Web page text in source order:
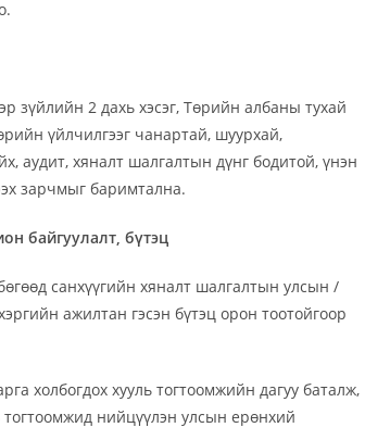
зүйлийн 2 дахь хэсэг, Төрийн албаны тухай
үйлчилгээг чанартай, шуурхай,
аудит, хяналт шалгалтын дүнг бодитой, үнэн
зарчмыг баримтална.
байгуулалт , бүтэц
санхүүгийн хяналт шалгалтын улсын /
ажилтан гэсэн бүтэц орон тоотойгоор
холбогдох хууль тогтоомжийн дагуу баталж,
тогтоомжид нийцүүлэн улсын ерөнхий